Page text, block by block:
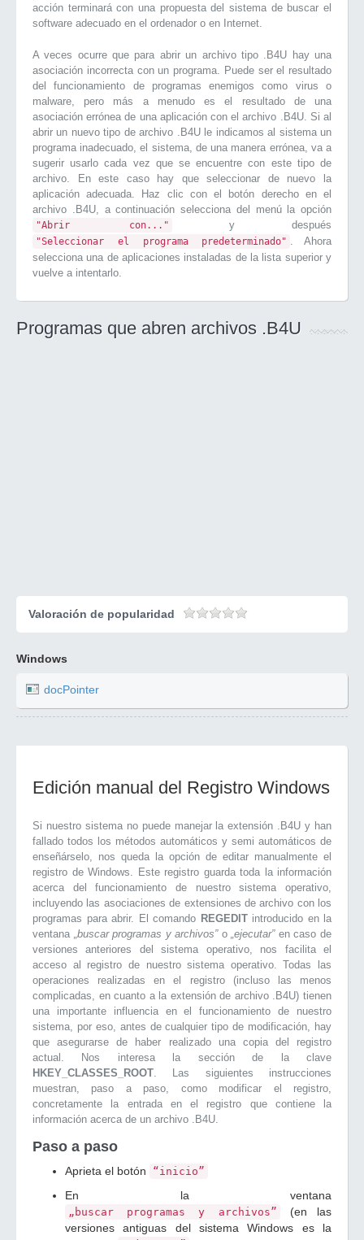
acción terminará con una propuesta del sistema de buscar el
software adecuado en el ordenador o en Internet.
A veces ocurre que para abrir un archivo tipo .B4U hay una
asociación incorrecta con un programa. Puede ser el resultado
del funcionamiento de programas enemigos como virus o
malware, pero más a menudo es el resultado de una
asociación errónea de una aplicación con el archivo .B4U. Si al
abrir un nuevo tipo de archivo .B4U le indicamos al sistema un
programa inadecuado, el sistema, de una manera errónea, va a
sugerir usarlo cada vez que se encuentre con este tipo de
archivo. En este caso hay que seleccionar de nuevo la
aplicación adecuada. Haz clic con el botón derecho en el
archivo .B4U, a continuación selecciona del menú la opción
"Abrir con..." y después
"Seleccionar el programa predeterminado" . Ahora
selecciona una de aplicaciones instaladas de la lista superior y
vuelve a intentarlo.
Programas que abren archivos .B4U
Valoración de popularidad
Windows
docPointer
Edición manual del Registro Windows
Si nuestro sistema no puede manejar la extensión .B4U y han
fallado todos los métodos automáticos y semi automáticos de
enseñárselo, nos queda la opción de editar manualmente el
registro de Windows. Este registro guarda toda la información
acerca del funcionamiento de nuestro sistema operativo,
incluyendo las asociaciones de extensiones de archivo con los
programas para abrir. El comando REGEDITintroducido en la
ventana „buscar programas y archivos”o„ejecutar”en caso de
versiones anteriores del sistema operativo, nos facilita el
acceso al registro de nuestro sistema operativo. Todas las
operaciones realizadas en el registro (incluso las menos
complicadas, en cuanto a la extensión de archivo .B4U) tienen
una importante influencia en el funcionamiento de nuestro
sistema, por eso, antes de cualquier tipo de modificación, hay
que asegurarse de haber realizado una copia del registro
actual. Nos interesa la sección de la clave
HKEY_CLASSES_ROOT. Las siguientes instrucciones
muestran, paso a paso, como modificar el registro,
concretamente la entrada en el registro que contiene la
información acerca de un archivo .B4U.
Paso a paso
Aprieta el botón “inicio”
En la ventana
„buscar programas y archivos”
(en las
versiones antiguas del sistema Windows es la